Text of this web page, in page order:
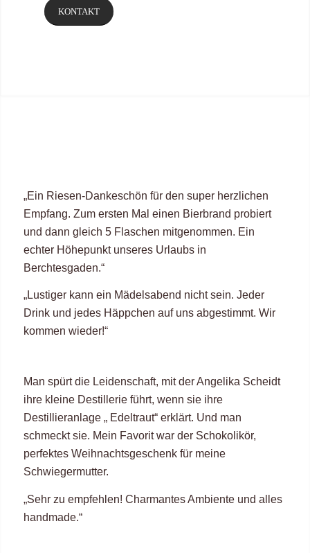
KONTAKT
„Ein Riesen-Dankeschön für den super herzlichen
Empfang. Zum ersten Mal einen Bierbrand probiert
und dann gleich 5 Flaschen mitgenommen. Ein
echter Höhepunkt unseres Urlaubs in
Berchtesgaden.“
„Lustiger kann ein Mädelsabend nicht sein. Jeder
Drink und jedes Häppchen auf uns abgestimmt. Wir
kommen wieder!“
Man spürt die Leidenschaft, mit der Angelika Scheidt
ihre kleine Destillerie führt, wenn sie ihre
Destillieranlage „ Edeltraut“ erklärt. Und man
schmeckt sie. Mein Favorit war der Schokolikör,
perfektes Weihnachtsgeschenk für meine
Schwiegermutter.
„Sehr zu empfehlen! Charmantes Ambiente und alles
handmade.“